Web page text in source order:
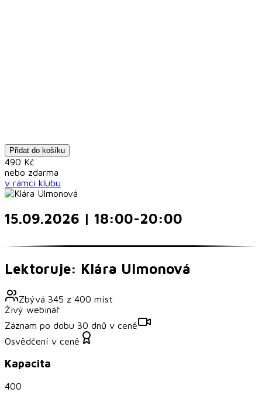
Přidat do košíku
490 Kč
nebo zdarma
v rámci klubu
15.09.2026 | 18:00-20:00
Lektoruje: Klára Ulmonová
Zbývá 345 z 400 míst
Živý webinář
Záznam po dobu 30 dnů v ceně
Osvědčení v ceně
Kapacita
400